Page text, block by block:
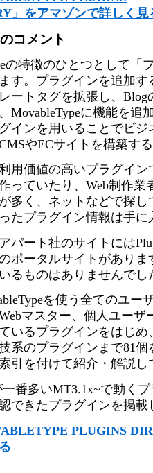
」をアマゾンで詳しく見
コメント
の特徴のひとつとして「
す。プラグインを追加す
ートタグを拡張し、Blog
MovableTypeに機能を追
インを用いることでビ
やECサイトを構築す
用価値の高いプラグイ
っていたり、Web制作業
多く、ネットなどで探
たプラグイン情報は手
パート社のサイトには
ポータルサイトがあり
るものはありませんでし
を使う全てのユー
マスター、個人ユーザ
いるプラグインをはじ
系のプラグインまで81
引を付けて紹介・解説し
番多いMT3.1x~で動く
できたプラグインを掲載
PLUGINS